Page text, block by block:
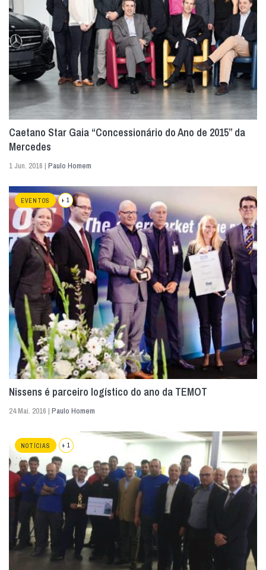
Caetano Star Gaia “Concessionário do Ano de 2015” da
Mercedes
1 Jun. 2016 | Paulo Homem
EVENTOS + 1
Nissens é parceiro logístico do ano da TEMOT
24 Mai. 2016 | Paulo Homem
NOTÍCIAS + 1